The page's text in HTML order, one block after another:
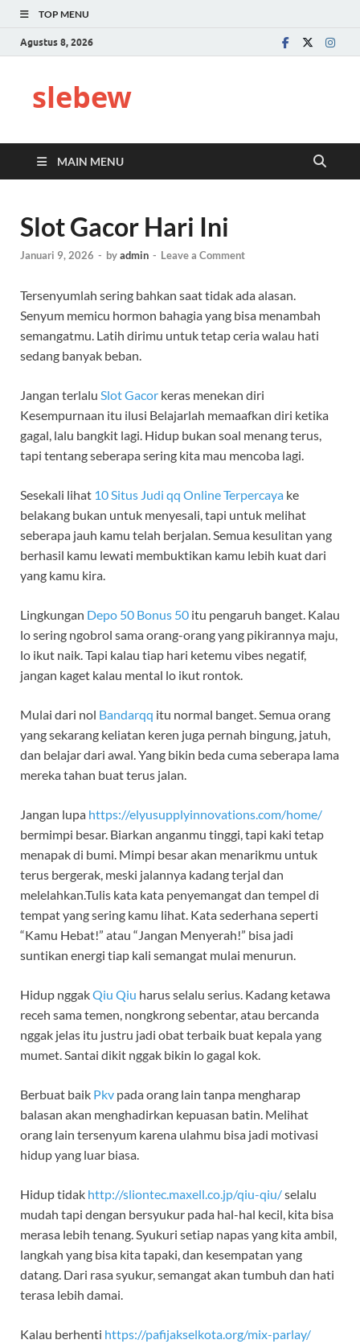
TOP MENU
Agustus 8, 2026
slebew
MAIN MENU
Slot Gacor Hari Ini
Januari 9, 2026 - byadmin - Leave a Comment
Tersenyumlah sering bahkan saat tidak ada alasan.
Senyum memicu hormon bahagia yang bisa menambah
semangatmu. Latih dirimu untuk tetap ceria walau hati
sedang banyak beban.
Jangan terlalu Slot Gacor keras menekan diri
Kesempurnaan itu ilusi Belajarlah memaafkan diri ketika
gagal, lalu bangkit lagi. Hidup bukan soal menang terus,
tapi tentang seberapa sering kita mau mencoba lagi.
Sesekali lihat 10 Situs Judi qq Online Terpercaya ke
belakang bukan untuk menyesali, tapi untuk melihat
seberapa jauh kamu telah berjalan. Semua kesulitan yang
berhasil kamu lewati membuktikan kamu lebih kuat dari
yang kamu kira.
Lingkungan Depo 50 Bonus 50 itu pengaruh banget. Kalau
lo sering ngobrol sama orang-orang yang pikirannya maju,
lo ikut naik. Tapi kalau tiap hari ketemu vibes negatif,
jangan kaget kalau mental lo ikut rontok.
Mulai dari nol Bandarqq itu normal banget. Semua orang
yang sekarang keliatan keren juga pernah bingung, jatuh,
dan belajar dari awal. Yang bikin beda cuma seberapa lama
mereka tahan buat terus jalan.
Jangan lupa https://elyusupplyinnovations.com/home/
bermimpi besar. Biarkan anganmu tinggi, tapi kaki tetap
menapak di bumi. Mimpi besar akan menarikmu untuk
terus bergerak, meski jalannya kadang terjal dan
melelahkan.Tulis kata kata penyemangat dan tempel di
tempat yang sering kamu lihat. Kata sederhana seperti
“Kamu Hebat!” atau “Jangan Menyerah!” bisa jadi
suntikan energi tiap kali semangat mulai menurun.
Hidup nggakQiu Qiu harus selalu serius. Kadang ketawa
receh sama temen, nongkrong sebentar, atau bercanda
nggak jelas itu justru jadi obat terbaik buat kepala yang
mumet. Santai dikit nggak bikin lo gagal kok.
Berbuat baik Pkv pada orang lain tanpa mengharap
balasan akan menghadirkan kepuasan batin. Melihat
orang lain tersenyum karena ulahmu bisa jadi motivasi
hidup yang luar biasa.
Hidup tidak http://sliontec.maxell.co.jp/qiu-qiu/selalu
mudah tapi dengan bersyukur pada hal-hal kecil, kita bisa
merasa lebih tenang. Syukuri setiap napas yang kita ambil,
langkah yang bisa kita tapaki, dan kesempatan yang
datang. Dari rasa syukur, semangat akan tumbuh dan hati
terasa lebih damai.
Kalau berhenti https://pafijakselkota.org/mix-parlay/